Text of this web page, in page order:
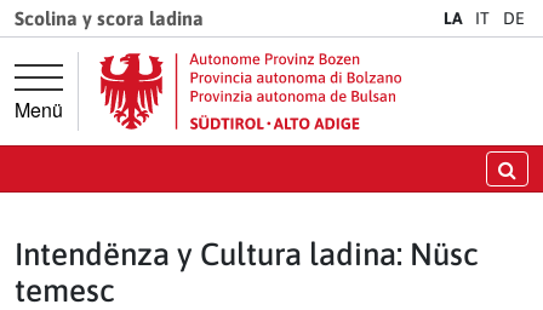
Springe direkt zur Hauptnavigation
Springe direkt zum Inhalt
Scolina y scora ladina LA IT DE
Menü
Intendënza y Cultura ladina: Nüsc
temesc